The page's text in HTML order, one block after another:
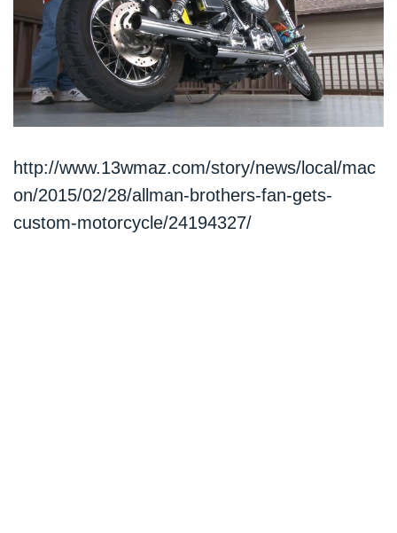
http://www.13wmaz.com/story/news/local/mac
on/2015/02/28/allman-brothers-fan-gets-
custom-motorcycle/24194327/